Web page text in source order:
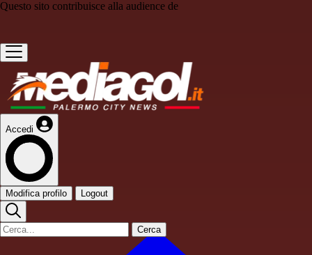
Questo sito contribuisce alla audience de
Accedi
Modifica profilo Logout
Cerca